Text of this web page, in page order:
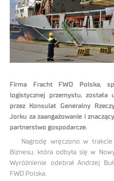
Firma Fracht FWO Polska,
logistycznej przemysłu, została
przez Konsulat Generalny
Jorku za zaangażowanie i
partnerstwo gospodarcze.
Nagrodę wręczono w
Biznesu, która odbyła się w
Wyróżnienie odebrał Andrzej
FWO Polska.